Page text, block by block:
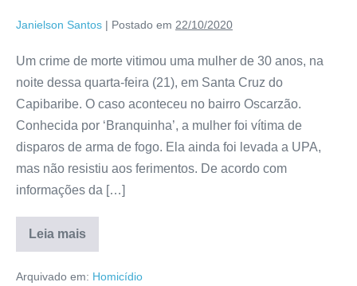
Janielson Santos | Postado em 22/10/2020
Um crime de morte vitimou uma mulher de 30 anos, na
noite dessa quarta-feira (21), em Santa Cruz do
Capibaribe. O caso aconteceu no bairro Oscarzão.
Conhecida por ‘Branquinha’, a mulher foi vítima de
disparos de arma de fogo. Ela ainda foi levada a UPA,
mas não resistiu aos ferimentos. De acordo com
informações da […]
Leia mais
Arquivado em: Homicídio